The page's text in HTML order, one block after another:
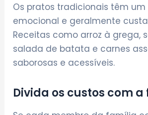
Os pratos tradicionais têm um
emocional e geralmente
Receitas como arroz à grega,
salada de batata e carnes
saborosas e acessíveis.
Divida os custos com